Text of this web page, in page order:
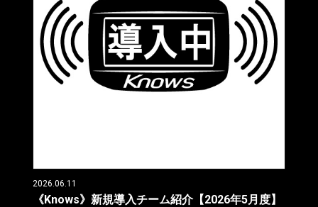
2026.06.11
《Knows》新規導入チーム紹介【2026年5月度】